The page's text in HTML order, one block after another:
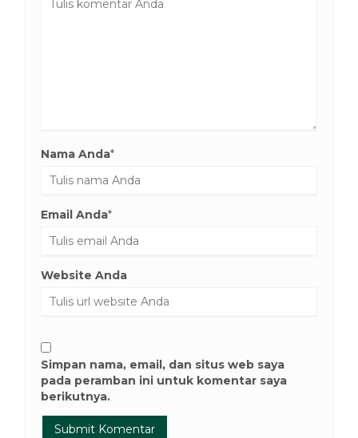
Nama Anda*
Email Anda*
Website Anda
Simpan nama, email, dan situs web saya
pada peramban ini untuk komentar saya
berikutnya.